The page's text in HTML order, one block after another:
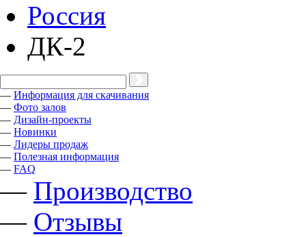
Россия
ДК-2
— Информация для скачивания
— Фото залов
— Дизайн-проекты
— Новинки
— Лидеры продаж
— Полезная информация
— FAQ
— Производство
— Отзывы